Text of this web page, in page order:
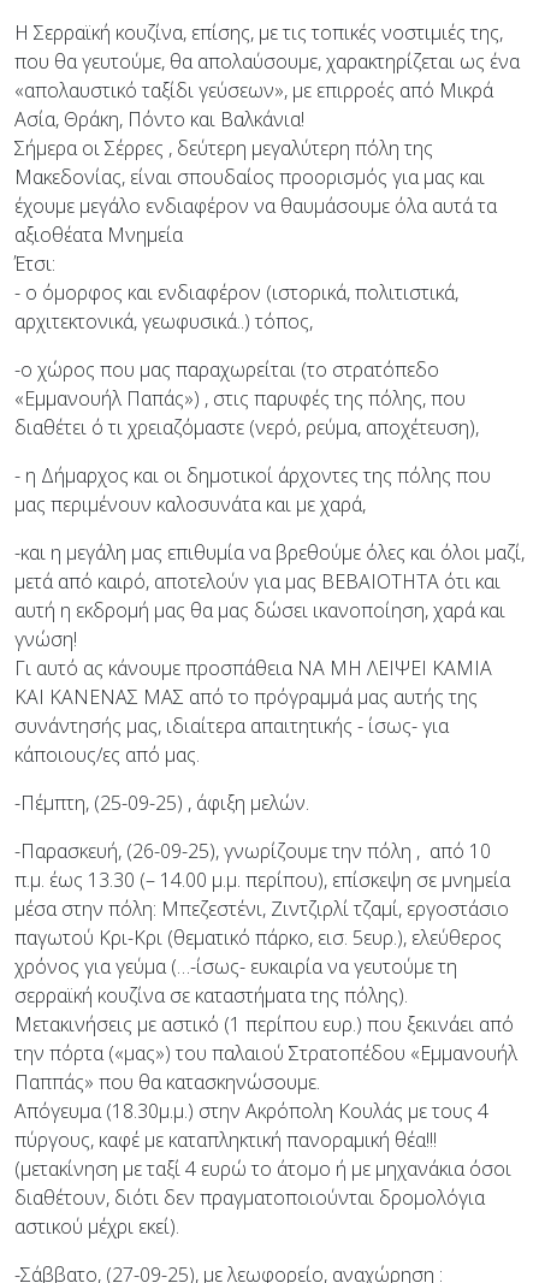
Η Σερραϊκή κουζίνα, επίσης, με τις τοπικές νοστιμιές της,
που θα γευτούμε, θα απολαύσουμε, χαρακτηρίζεται ως ένα
«απολαυστικό ταξίδι γεύσεων», με επιρροές από Μικρά
Ασία, Θράκη, Πόντο και Βαλκάνια!
Σήμερα οι Σέρρες , δεύτερη μεγαλύτερη πόλη της
Μακεδονίας, είναι σπουδαίος προορισμός για μας και
έχουμε μεγάλο ενδιαφέρον να θαυμάσουμε όλα αυτά τα
αξιοθέατα Μνημεία
Έτσι:
- ο όμορφος και ενδιαφέρον (ιστορικά, πολιτιστικά,
αρχιτεκτονικά, γεωφυσικά..) τόπος,
-ο χώρος που μας παραχωρείται (το στρατόπεδο
«Εμμανουήλ Παπάς») , στις παρυφές της πόλης, που
διαθέτει ό τι χρειαζόμαστε (νερό, ρεύμα, αποχέτευση),
- η Δήμαρχος και οι δημοτικοί άρχοντες της πόλης που
μας περιμένουν καλοσυνάτα και με χαρά,
-και η μεγάλη μας επιθυμία να βρεθούμε όλες και όλοι μαζί,
μετά από καιρό, αποτελούν για μας ΒΕΒΑΙΟΤΗΤΑ ότι και
αυτή η εκδρομή μας θα μας δώσει ικανοποίηση, χαρά και
γνώση!
Γι αυτό ας κάνουμε προσπάθεια ΝΑ ΜΗ ΛΕΙΨΕΙ ΚΑΜΙΑ
ΚΑΙ ΚΑΝΕΝΑΣ ΜΑΣ από το πρόγραμμά μας αυτής της
συνάντησής μας, ιδιαίτερα απαιτητικής - ίσως- για
κάποιους/ες από μας.
-Πέμπτη, (25-09-25) , άφιξη μελών.
-Παρασκευή, (26-09-25), γνωρίζουμε την πόλη , από 10
π.μ. έως 13.30 (– 14.00 μ.μ. περίπου), επίσκεψη σε μνημεία
μέσα στην πόλη: Μπεζεστένι, Ζιντζιρλί τζαμί, εργοστάσιο
παγωτού Κρι-Κρι (θεματικό πάρκο, εισ. 5ευρ.), ελεύθερος
χρόνος για γεύμα (…-ίσως- ευκαιρία να γευτούμε τη
σερραϊκή κουζίνα σε καταστήματα της πόλης).
Μετακινήσεις με αστικό (1 περίπου ευρ.) που ξεκινάει από
την πόρτα («μας») του παλαιού Στρατοπέδου «Εμμανουήλ
Παππάς» που θα κατασκηνώσουμε.
Απόγευμα (18.30μ.μ.) στην Ακρόπολη Κουλάς με τους 4
πύργους, καφέ με καταπληκτική πανοραμική θέα!!!
(μετακίνηση με ταξί 4 ευρώ το άτομο ή με μηχανάκια όσοι
διαθέτουν, διότι δεν πραγματοποιούνται δρομολόγια
αστικού μέχρι εκεί).
-Σάββατο, (27-09-25), με λεωφορείο, αναχώρηση :